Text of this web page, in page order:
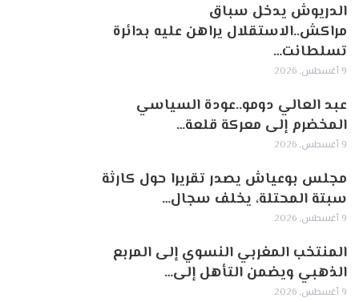
الدريوش يدخل سباق
مراكش..الاستقلال يراهن عليه بدائرة
تسلطانت…
9 أغسطس, 2026
عبد العالي دومو..عودة السياسي
المخضرم إلى معركة قلعة…
9 أغسطس, 2026
مجلس بوعياش يصدر تقريرا حول كارثة
سبتة المحتلة، يخلف سجال…
9 أغسطس, 2026
المنتخب المغربي النسوي إلى المربع
الذهبي ويضمن التأهل إلى…
9 أغسطس, 2026